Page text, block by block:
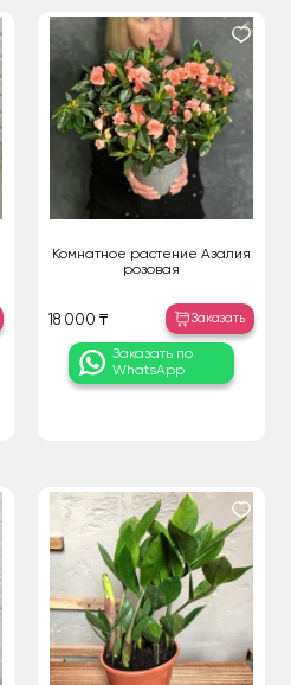
Комнатное растение Азалия
розовая
18 000 ₸ Заказать
Заказать по
WhatsApp